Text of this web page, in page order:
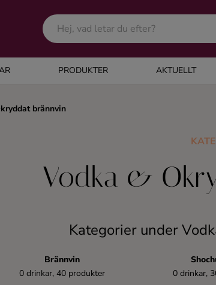
PRODUKTER AKTUELLT
brännvin
Vodka &
Kategorier under
Brännvin
0 drinkar, 40 produkter
0 drinkar,